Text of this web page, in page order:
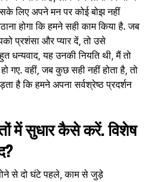
लिए अपने मन पर कोई बोझ नहीं
होगा कि हमने सही काम किया है. जब
प्रशंसा और प्यार दें, तो उसे
धन्यवाद, यह उनकी नियति थी, मैं तो
वहीं, जब कुछ सही नहीं होता है, तो
है कि हमने अपना सर्वश्रेष्ठ प्रदर्शन
में सुधार कैसे करें. विशेष
से दो घंटे पहले, काम से जुड़े